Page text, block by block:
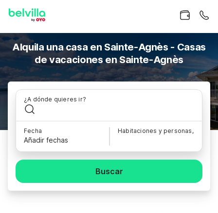
Alquila una casa en Sainte-Agnès - Casas
de vacaciones en Sainte-Agnès
¿A dónde quieres ir?
Fecha
Añadir fechas
Habitaciones y personas,
Buscar